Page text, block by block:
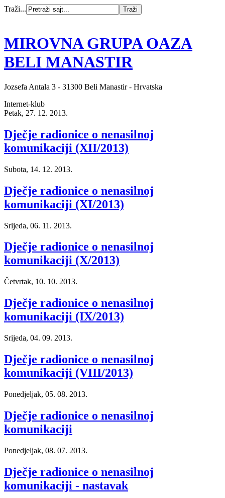
Traži...
MIROVNA GRUPA OAZA
BELI MANASTIR
Jozsefa Antala 3 - 31300 Beli Manastir - Hrvatska
Internet-klub
Petak, 27. 12. 2013.
Dječje radionice o nenasilnoj
komunikaciji (XII/2013)
Subota, 14. 12. 2013.
Dječje radionice o nenasilnoj
komunikaciji (XI/2013)
Srijeda, 06. 11. 2013.
Dječje radionice o nenasilnoj
komunikaciji (X/2013)
Četvrtak, 10. 10. 2013.
Dječje radionice o nenasilnoj
komunikaciji (IX/2013)
Srijeda, 04. 09. 2013.
Dječje radionice o nenasilnoj
komunikaciji (VIII/2013)
Ponedjeljak, 05. 08. 2013.
Dječje radionice o nenasilnoj
komunikaciji
Ponedjeljak, 08. 07. 2013.
Dječje radionice o nenasilnoj
komunikaciji - nastavak